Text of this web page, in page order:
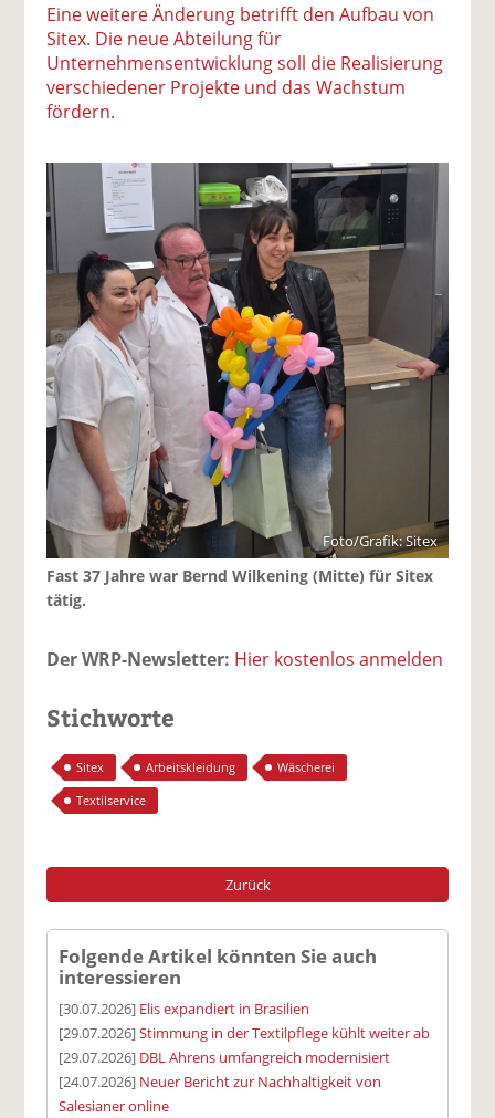
Eine weitere Änderung betrifft den Aufbau von
Sitex. Die neue Abteilung für
Unternehmensentwicklung soll die Realisierung
verschiedener Projekte und das Wachstum
fördern.
Foto/Grafik: Sitex
Fast 37 Jahre war Bernd Wilkening (Mitte) für Sitex
tätig.
Der WRP-Newsletter: Hier kostenlos anmelden
Stichworte
Sitex Arbeitskleidung
Wäscherei
Textilservice
Zurück
Folgende Artikel könnten Sie auch
interessieren
[30.07.2026] Elis expandiert in Brasilien
[29.07.2026]Stimmung in der Textilpflege kühlt weiter ab
[29.07.2026] DBL Ahrens umfangreich modernisiert
[24.07.2026] Neuer Bericht zur Nachhaltigkeit von
Salesianer online